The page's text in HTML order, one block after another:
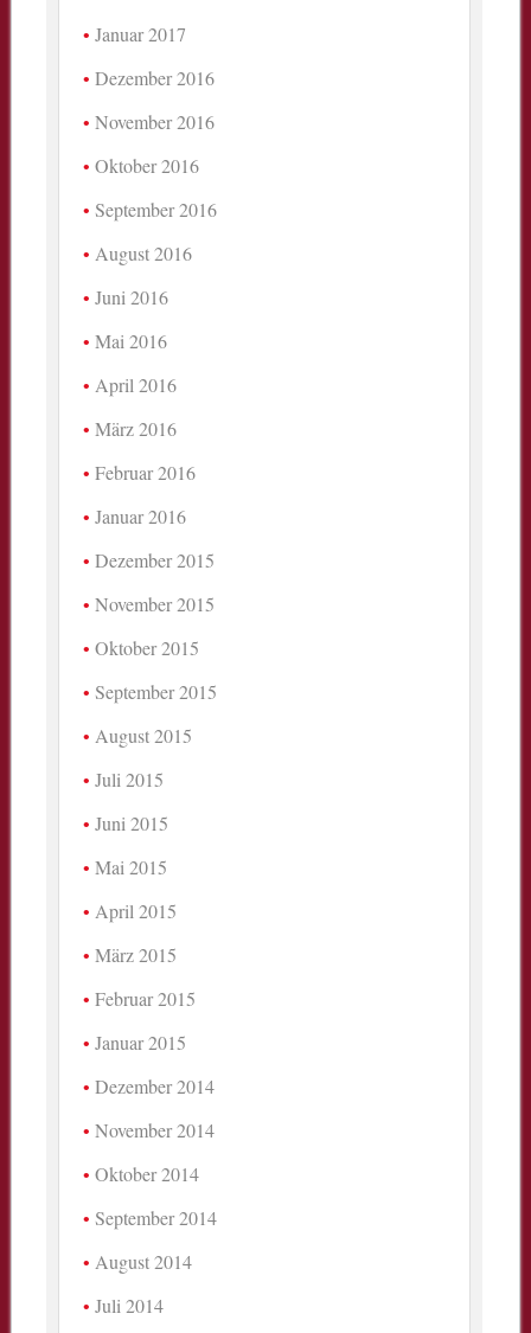
Januar 2017
Dezember 2016
November 2016
Oktober 2016
September 2016
August 2016
Juni 2016
Mai 2016
April 2016
März 2016
Februar 2016
Januar 2016
Dezember 2015
November 2015
Oktober 2015
September 2015
August 2015
Juli 2015
Juni 2015
Mai 2015
April 2015
März 2015
Februar 2015
Januar 2015
Dezember 2014
November 2014
Oktober 2014
September 2014
August 2014
Juli 2014